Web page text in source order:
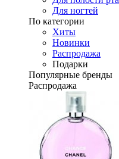
Для ногтей
По категории
Хиты
Новинки
Распродажа
Подарки
Популярные бренды
Распродажа